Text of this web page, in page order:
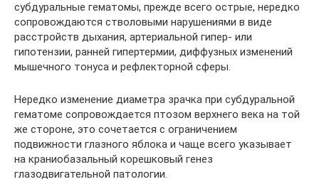
субдуральные гематомы, прежде всего острые, нередко
сопровождаются стволовыми нарушениями в виде
расстройств дыхания, артериальной гипер- или
гипотензии, ранней гипертермии, диффузных изменений
мышечного тонуса и рефлекторной сферы.
Нередко изменение диаметра зрачка при субдуральной
гематоме сопровождается птозом верхнего века на той
же стороне, это сочетается с ограничением
подвижности глазного яблока и чаще всего указывает
на краниобазальный корешковый генез
глазодвигательной патологии.